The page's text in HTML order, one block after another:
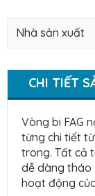
Nhà sản xuất
CHI TIẾT
Vòng bi FAG
từng chi tiết
trong. Tất cả
dễ dàng tháo
hoạt động